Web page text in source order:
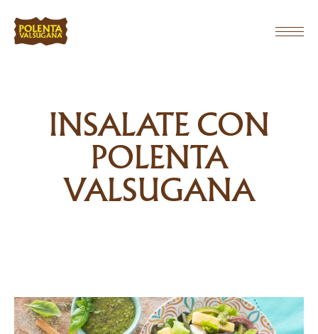
INSALATE CON
POLENTA
VALSUGANA